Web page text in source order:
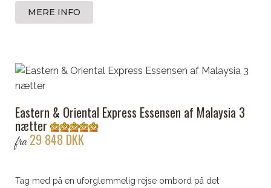
MERE INFO
Eastern & Oriental Express Essensen af Malaysia 3
nætter
fra29 848 DKK
Tag med på en uforglemmelig rejse ombord på det